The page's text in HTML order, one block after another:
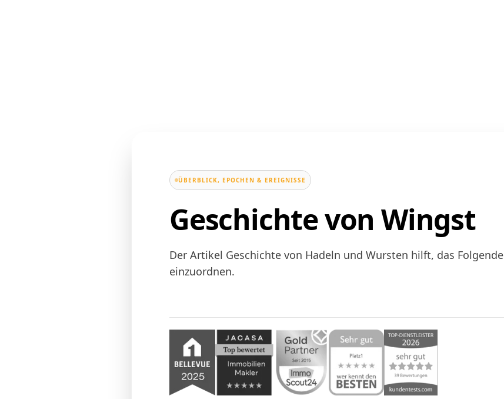
ÜBERBLICK, EPOCHEN & EREIGNISSE
Geschichte von Wingst
Der Artikel Geschichte von Hadeln und Wursten hilft, das Folgende
einzuordnen.